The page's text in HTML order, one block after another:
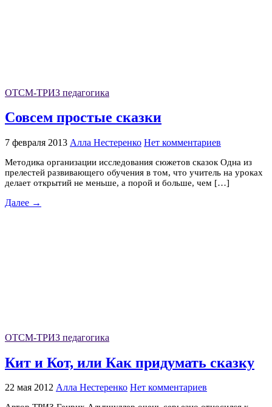
ОТСМ-ТРИЗ педагогика
Совсем простые сказки
7 февраля 2013 Алла Нестеренко Нет комментариев
Методика организации исследования сюжетов сказок Одна из
прелестей развивающего обучения в том, что учитель на уроках
делает открытий не меньше, а порой и больше, чем […]
Далее →
ОТСМ-ТРИЗ педагогика
Кит и Кот, или Как придумать сказку
22 мая 2012 Алла Нестеренко Нет комментариев